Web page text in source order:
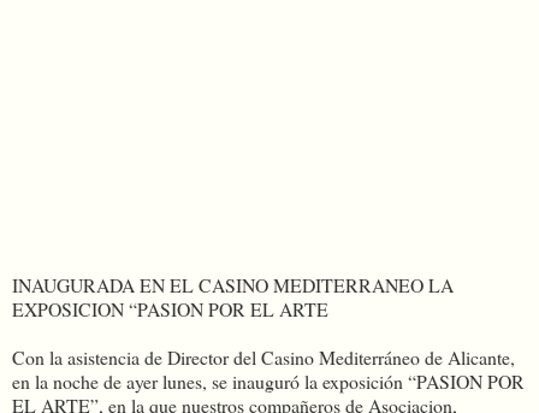
INAUGURADA EN EL CASINO MEDITERRANEO LA
EXPOSICION “PASION POR EL ARTE
Con la asistencia de Director del Casino Mediterráneo de Alicante,
en la noche de ayer lunes, se inauguró la exposición “PASION POR
EL ARTE”, en la que nuestros compañeros de Asociacion,